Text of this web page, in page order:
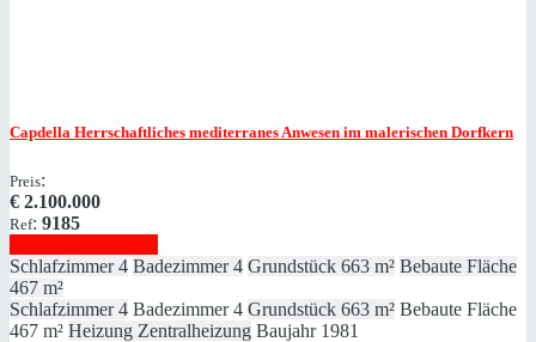
Capdella Herrschaftliches mediterranes Anwesen im malerischen Dorfkern
Preis:
€ 2.100.000
Ref: 9185
Schlafzimmer 4 Badezimmer 4 Grundstück 663 m² Bebaute Fläche
467 m²
Schlafzimmer 4 Badezimmer 4 Grundstück 663 m² Bebaute Fläche
467 m² Heizung Zentralheizung Baujahr 1981